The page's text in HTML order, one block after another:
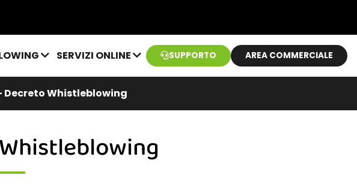
SERVIZI ONLINE SUPPORTO AREA COMMERCIALE
Decreto Whistleblowing